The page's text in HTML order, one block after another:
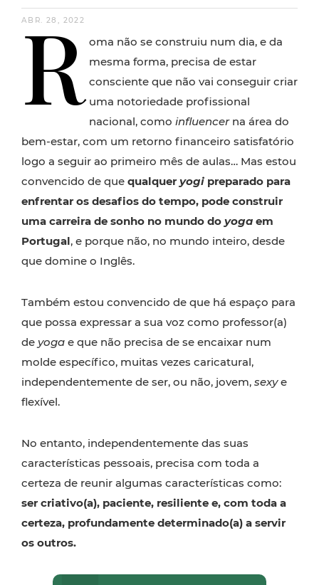
ABR. 28, 2022
R oma não se construiu num dia, e da
mesma forma, precisa de estar
consciente que não vai conseguir criar
uma notoriedade profissional
nacional, como influencerna área do
bem-estar, com um retorno financeiro satisfatório
logo a seguir ao primeiro mês de aulas… Mas estou
convencido de que qualquer yogi preparado para
enfrentar os desafios do tempo, pode construir
uma carreira de sonho no mundo do yoga em
Portugal, e porque não, no mundo inteiro, desde
que domine o Inglês.
Também estou convencido de que há espaço para
que possa expressar a sua voz como professor(a)
de yoga e que não precisa de se encaixar num
molde específico, muitas vezes caricatural,
independentemente de ser, ou não, jovem, sexye
flexível.
No entanto, independentemente das suas
características pessoais, precisa com toda a
certeza de reunir algumas características como:
ser criativo(a), paciente, resiliente e, com toda a
certeza, profundamente determinado(a) a servir
os outros.